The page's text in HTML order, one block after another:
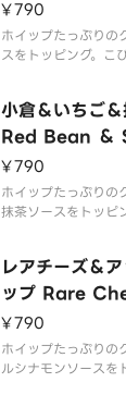
Cream
¥790
ホイップたっぷりの
スをトッピング。こ
pp
小倉＆いちご
Red Bean
ha Sauce ＆
¥790
ホイップたっぷりの
抹茶ソースをトッピ
mat
レアチーズ＆
ップ Rare
mon ＆
¥790
ホイップたっぷりの
ルシナモンソースを